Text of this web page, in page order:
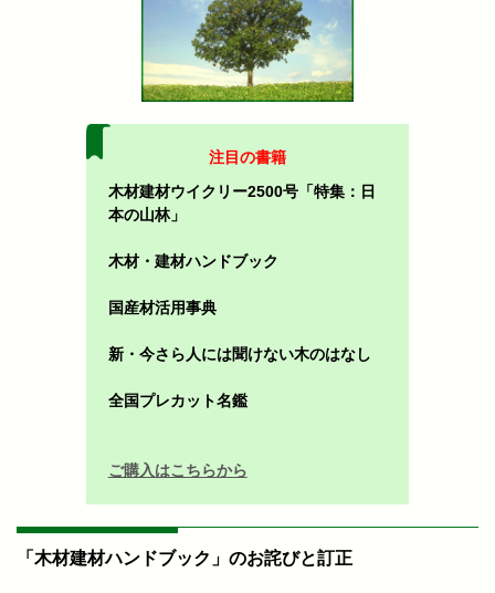
注目の書籍
木材建材ウイクリー2500号「特集：日
本の山林」
木材・建材ハンドブック
国産材活用事典
新・今さら人には聞けない木のはなし
全国プレカット名鑑
ご購入はこちらから
「木材建材ハンドブック」のお詫びと訂正